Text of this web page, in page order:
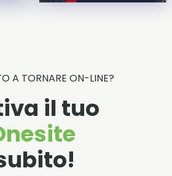
A TORNARE ON-LINE?
il tuo